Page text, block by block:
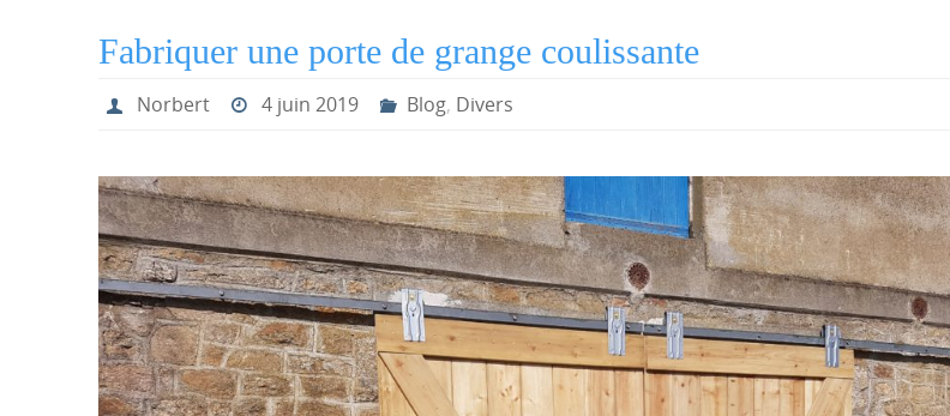
Fabriquer une porte de grange coulissante
Norbert 4 juin 2019 Blog, Divers